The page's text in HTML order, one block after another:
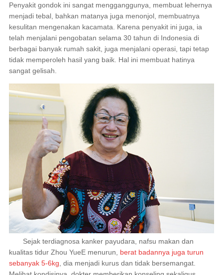
Penyakit gondok ini sangat mengganggunya, membuat lehernya
menjadi tebal, bahkan matanya juga menonjol, membuatnya
kesulitan mengenakan kacamata. Karena penyakit ini juga, ia
telah menjalani pengobatan selama 30 tahun di Indonesia di
berbagai banyak rumah sakit, juga menjalani operasi, tapi tetap
tidak memperoleh hasil yang baik. Hal ini membuat hatinya
sangat gelisah.
Sejak terdiagnosa kanker payudara, nafsu makan dan
kualitas tidur Zhou YueE menurun,
berat badannya juga turun
sebanyak 5-6kg , dia menjadi kurus dan tidak bersemangat.